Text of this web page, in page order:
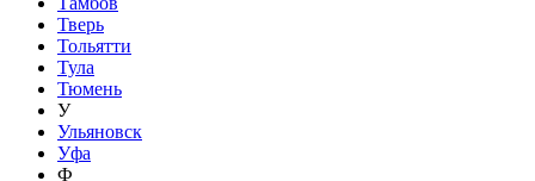
Тверь
Тольятти
Тула
Тюмень
У
Ульяновск
Уфа
Ф